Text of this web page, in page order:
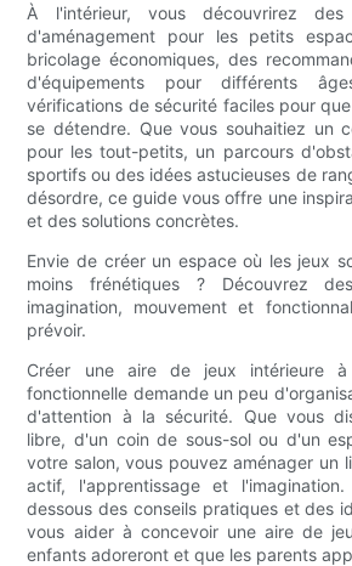
À l'intérieur, vous découvrirez des
d'aménagement pour les petits
bricolage économiques, des
d'équipements pour différents
vérifications de sécurité faciles pour
se détendre. Que vous souhaitiez un
pour les tout-petits, un parcours
sportifs ou des idées astucieuses de
désordre, ce guide vous offre une
et des solutions concrètes.
Envie de créer un espace où les jeux
moins frénétiques ? Découvrez
imagination, mouvement et
prévoir.
Créer une aire de jeux intérieure
fonctionnelle demande un peu
d'attention à la sécurité. Que vous
libre, d'un coin de sous-sol ou d'un
votre salon, vous pouvez aménager un
actif, l'apprentissage et
dessous des conseils pratiques et des
vous aider à concevoir une aire de
enfants adoreront et que les parents